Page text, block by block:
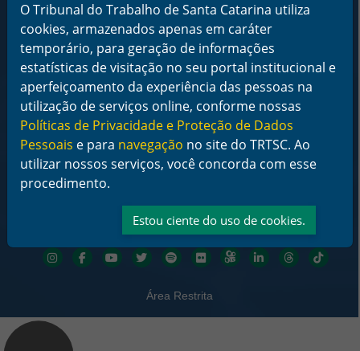
Horário de Funcionamento:
De segunda a sexta-feira das 12 às 18 horas
Telefone: (48) 3216-4000
Links Rápidos
Institucional
Serviços
Notícias
Jurisprudência
Ouvidoria
Contato
Redes sociais
Área Restrita
O Tribunal do Trabalho de Santa Catarina utiliza
cookies, armazenados apenas em caráter
temporário, para geração de informações
estatísticas de visitação no seu portal institucional e
aperfeiçoamento da experiência das pessoas na
utilização de serviços online, conforme nossas
Políticas de Privacidade e Proteção de Dados
Pessoais e para navegação no site do TRTSC. Ao
utilizar nossos serviços, você concorda com esse
procedimento.
Estou ciente do uso de cookies.